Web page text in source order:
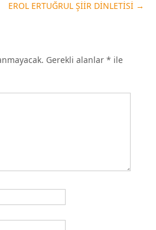
EROL ERTUĞRUL ŞİİR DİNLETİSİ →
Gerekli alanlar * ile